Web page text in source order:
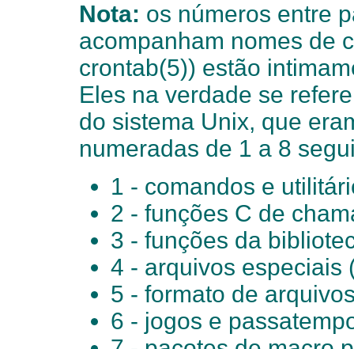
Nota: os números entre
acompanham nomes de
crontab(5)) estão
Eles na verdade se
do sistema Unix, que
numeradas de 1 a 8
1 - comandos e
2 - funções C de
3 - funções da
4 - arquivos especiais
5 - formato de
6 - jogos e